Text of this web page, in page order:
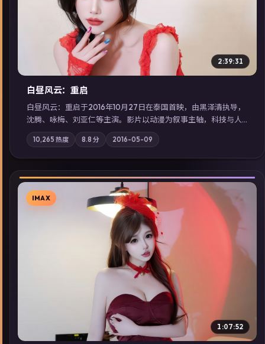
2:39:31
白昼风云：重启
白昼风云：重启于2016年10月27日在泰国首映，由黑泽清执导，
沈腾、咏梅、刘亚仁等主演。影片以动漫为叙事主轴，科技与人
性的边界在实验事故后逐渐模糊；摄影与配乐强化地域气质；站
内亦可通过「国产免费观看高清电视剧在线看」延展检索同类型
高分佳作，畅享高清在线追剧体验。
10,265 热度 8.8 分 2016-05-09
▶
IMAX
1:07:52